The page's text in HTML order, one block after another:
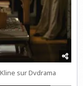
sur Dvdrama